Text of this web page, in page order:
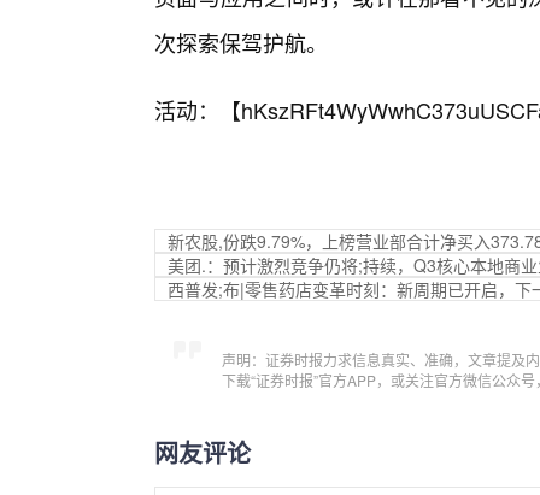
次探索保驾护航。
活动：【
新农股,份跌9.79%，上榜营业部合计净买入
美团.：预计激烈竞争仍将;持续，Q3核心本地商
西普发;布|零售药店变革时刻：新周期已开启，下
声明：证券时报力求信息真实、准确，文章提及
下载“证券时报”官方APP，或关注官方微信公众
网友评论